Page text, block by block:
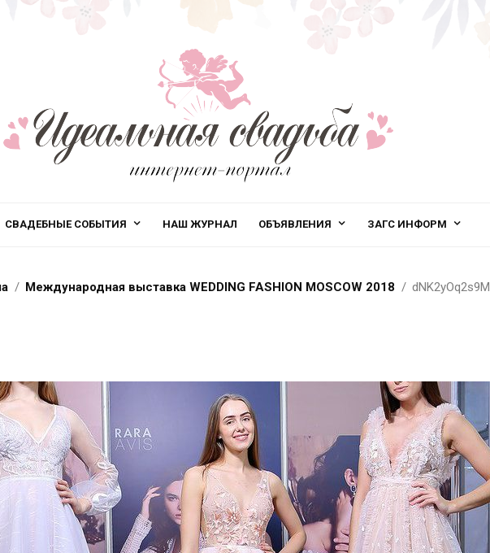
СВАДЕБНЫЕ СОБЫТИЯ НАШ ЖУРНАЛ ОБЪЯВЛЕНИЯ ЗАГС ИНФОРМ
Международная выставка WEDDING FASHION MOSCOW 2018 dNK2yOq2s9M